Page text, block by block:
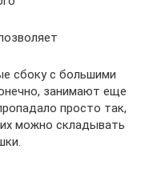
сбоку с большими
занимают еще
просто так,
можно складывать